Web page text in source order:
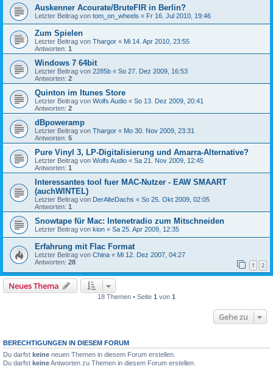
Auskenner Acourate/BruteFIR in Berlin?
Letzter Beitrag von tom_on_wheels « Fr 16. Jul 2010, 19:46
Zum Spielen
Letzter Beitrag von Thargor « Mi 14. Apr 2010, 23:55
Antworten: 1
Windows 7 64bit
Letzter Beitrag von 2285b « So 27. Dez 2009, 16:53
Antworten: 2
Quinton im Itunes Store
Letzter Beitrag von Wolfs Audio « So 13. Dez 2009, 20:41
Antworten: 2
dBpoweramp
Letzter Beitrag von Thargor « Mo 30. Nov 2009, 23:31
Antworten: 5
Pure Vinyl 3, LP-Digitalisierung und Amarra-Alternative?
Letzter Beitrag von Wolfs Audio « Sa 21. Nov 2009, 12:45
Antworten: 1
Interessantes tool fuer MAC-Nutzer - EAW SMAART
(auchWINTEL)
Letzter Beitrag von DerAlteDachs « So 25. Okt 2009, 02:05
Antworten: 1
Snowtape für Mac: Intenetradio zum Mitschneiden
Letzter Beitrag von kion « Sa 25. Apr 2009, 12:35
Erfahrung mit Flac Format
Letzter Beitrag von China « Mi 12. Dez 2007, 04:27
Antworten: 28 1 2
Neues Thema
18 Themen • Seite 1 von 1
Gehe zu
BERECHTIGUNGEN IN DIESEM FORUM
Du darfst keine neuen Themen in diesem Forum erstellen.
Du darfst keineAntworten zu Themen in diesem Forum erstellen.